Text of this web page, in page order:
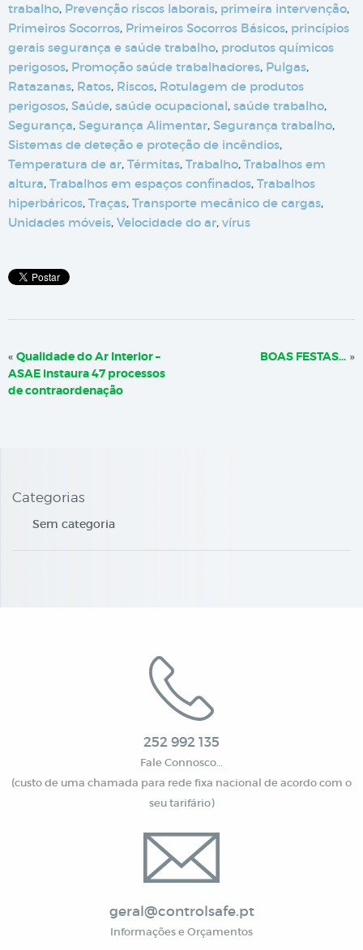
trabalho, Prevenção riscos laborais, primeira intervenção,
Primeiros Socorros, Primeiros Socorros Básicos, princípios
gerais segurança e saúde trabalho, produtos químicos
perigosos, Promoção saúde trabalhadores, Pulgas,
Ratazanas, Ratos, Riscos, Rotulagem de produtos
perigosos, Saúde, saúde ocupacional, saúde trabalho,
Segurança, Segurança Alimentar, Segurança trabalho,
Sistemas de deteção e proteção de incêndios,
Temperatura de ar, Térmitas, Trabalho, Trabalhos em
altura, Trabalhos em espaços confinados, Trabalhos
hiperbáricos, Traças, Transporte mecânico de cargas,
Unidades móveis, Velocidade do ar, vírus
« Qualidade do Ar Interior –
ASAE instaura 47 processos
de contraordenação
BOAS FESTAS… »
Categorias
Sem categoria
252 992 135
Fale Connosco…
(custo de uma chamada para rede fixa nacional de acordo com o
seu tarifário)
geral@controlsafe.pt
Informações e Orçamentos